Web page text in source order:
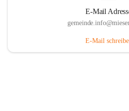
E-Mail
E-Mail